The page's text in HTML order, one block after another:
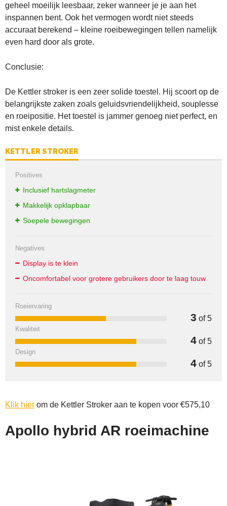
geheel moeilijk leesbaar, zeker wanneer je je aan het
inspannen bent. Ook het vermogen wordt niet steeds
accuraat berekend – kleine roeibewegingen tellen namelijk
even hard door als grote.
Conclusie:
De Kettler stroker is een zeer solide toestel. Hij scoort op de
belangrijkste zaken zoals geluidsvriendelijkheid, souplesse
en roeipositie. Het toestel is jammer genoeg niet perfect, en
mist enkele details.
KETTLER STROKER
Positives
Inclusief hartslagmeter
Makkelijk opklapbaar
Soepele bewegingen
Negatives
Display is te klein
Oncomfortabel voor grotere gebruikers door te laag touw
Roeiervaring
3 of 5
Kwaliteit
4 of 5
Design
4 of 5
Klik hier om de Kettler Stroker aan te kopen voor €575,10
Apollo hybrid AR roeimachine